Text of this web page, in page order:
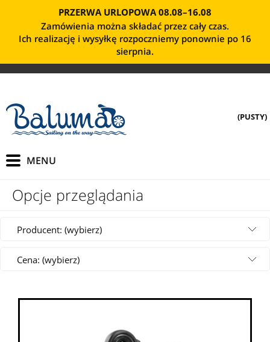
PRZERWA URLOPOWA 08.08–16.08
Zamówienia można składać przez cały czas.
Ich realizację i wysyłkę rozpoczniemy ponownie po 16
sierpnia.
(PUSTY)
Opcje przeglądania
Producent: (wybierz)
Cena: (wybierz)